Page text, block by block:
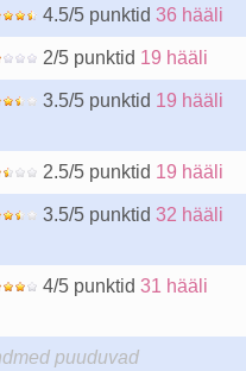
4.5/5 punktid 36 hääli
2/5 punktid 19 hääli
3.5/5 punktid 19 hääli
2.5/5 punktid 19 hääli
3.5/5 punktid 32 hääli
4/5 punktid 31 hääli
puuduvad